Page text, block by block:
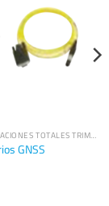
ACCESORIOS ESTACIONES TOTALES TRIMBLE
GNSS